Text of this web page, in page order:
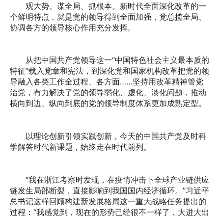
观大势、谋全局、抓根本。新时代全面深化改革的一
个鲜明特点，就是党的领导得到全面加强，党总揽全局、
协调各方的领导核心作用充分发挥。
从把中国共产党领导这一“中国特色社会主义最本质的
特征”载入党章和宪法，到深化党和国家机构改革把党的领
导融入各类工作全过程、各方面……坚持用改革精神管党
治党，有力解决了党的领导弱化、虚化、淡化问题，推动
横向到边、纵向到底的党的领导制度体系更加成熟定型。
以理论创新引领实践创新，今天的中国共产党及时科
学解答时代新课题，始终走在时代前列。
“我在浙江考察时发现，在疫情冲击下全球产业链供应
链发生局部断裂，直接影响到我国国内经济循环。”习近平
总书记这样回顾构建新发展格局这一重大战略任务提出的
过程：“我感觉到，现在的形势已经很不一样了，大进大出